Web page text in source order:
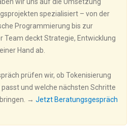
wir uns auf die Umsetzung
spezialisiert – von der
Programmierung bis zur
Team deckt Strategie, Entwicklung
Hand ab.
prüfen wir, ob Tokenisierung
und welche nächsten Schritte
→ Jetzt Beratungsgespräch